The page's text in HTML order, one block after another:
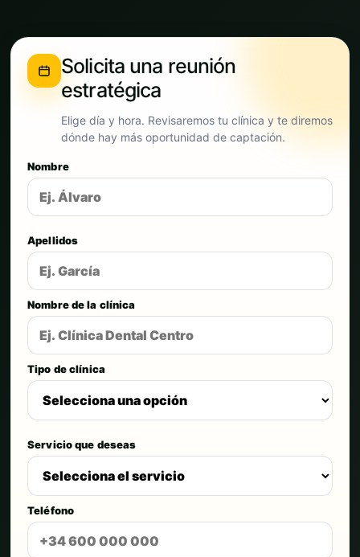
Solicita una reunión
estratégica
Elige día y hora. Revisaremos tu clínica y te diremos
dónde hay más oportunidad de captación.
Nombre
Apellidos
Nombre de la clínica
Tipo de clínica
Servicio que deseas
Teléfono